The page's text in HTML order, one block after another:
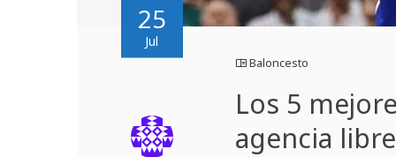
25
Jul
Baloncesto
Los 5
agencia